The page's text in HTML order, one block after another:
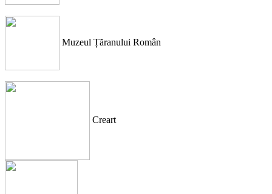
Muzeul Țăranului Român
Creart